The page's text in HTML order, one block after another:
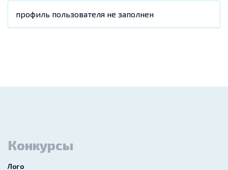
профиль пользователя не заполнен
Конкурсы
Лого